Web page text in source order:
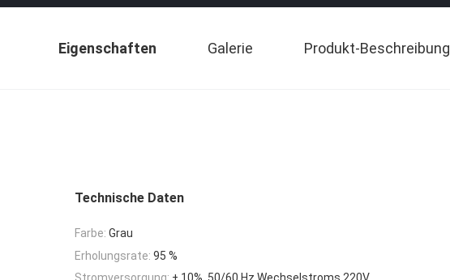
Eigenschaften Galerie Produkt-Beschreibung
Technische Daten
Farbe: Grau
Erholungsrate: 95 %